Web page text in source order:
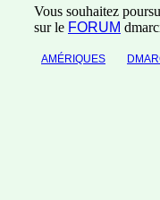
Vous souhaitez
sur le FORUM
AMÉRIQUES